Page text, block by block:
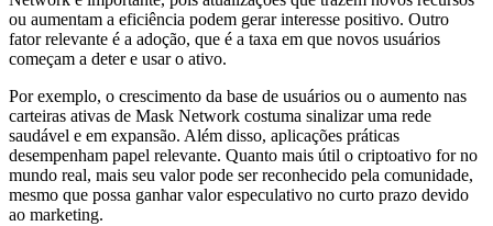
ou aumentam a eficiência podem gerar interesse positivo. Outro
fator relevante é a adoção, que é a taxa em que novos usuários
começam a deter e usar o ativo.
Por exemplo, o crescimento da base de usuários ou o aumento nas
carteiras ativas de Mask Network costuma sinalizar uma rede
saudável e em expansão. Além disso, aplicações práticas
desempenham papel relevante. Quanto mais útil o criptoativo for no
mundo real, mais seu valor pode ser reconhecido pela comunidade,
mesmo que possa ganhar valor especulativo no curto prazo devido
ao marketing.